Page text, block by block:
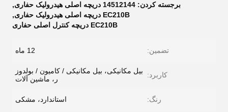
برجسته کردن: 14512144 دریچه اصلی هیدرولیک حفاری
,
EC210B دریچه اصلی هیدرولیک حفاری
,
EC210B دریچه کنترل اصلی حفاری
تضمین: 12 ماه
کاربرد:
بیل مکانیکی، بیل مکانیکی / کامیون / بولدوز
ر، ماشین آلات
رنگ: استاندارد، مشکی